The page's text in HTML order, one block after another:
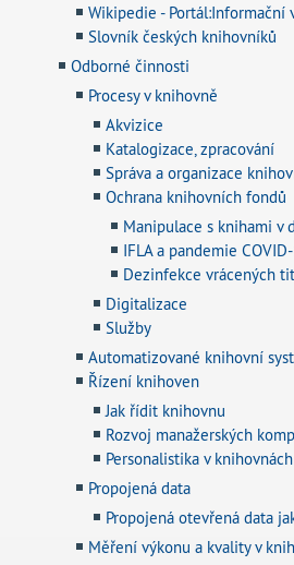
Wikipedie - Portál:Informační
Slovník českých knihovníků
Odborné činnosti
Procesy v knihovně
Akvizice
Katalogizace, zpracování
Správa a organizace
Ochrana knihovních fondů
Manipulace s knihami v
IFLA a pandemie
Dezinfekce vrácených
Digitalizace
Služby
Automatizované knihovní
Řízení knihoven
Jak řídit knihovnu
Rozvoj manažerských
Personalistika v knihovnách
Propojená data
Propojená otevřená data
Měření výkonu a kvality v